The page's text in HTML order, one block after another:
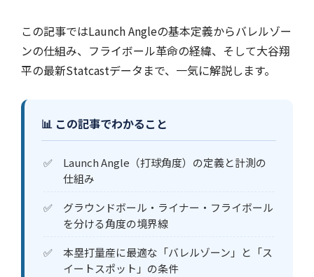
この記事ではLaunch Angleの基本定義からバレルゾー
ンの仕組み、フライボール革命の経緯、そして大谷翔
平の最新Statcastデータまで、一気に解説します。
📊 この記事でわかること
Launch Angle（打球角度）の定義と計測の
仕組み
グラウンドボール・ライナー・フライボール
を分ける角度の境界線
本塁打量産に最適な「バレルゾーン」と「ス
イートスポット」の条件